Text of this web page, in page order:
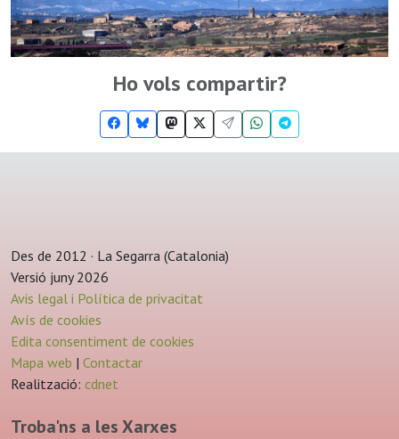
Ho vols compartir?
Des de 2012 · La Segarra (Catalonia)
Versió juny 2026
Avis legal i Política de privacitat
Avís de cookies
Edita consentiment de cookies
Mapa web | Contactar
Realització: cdnet
Troba'ns a les Xarxes